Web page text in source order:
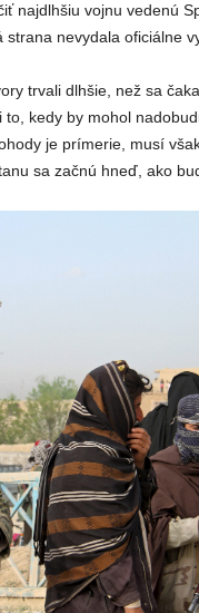
najdlhšiu vojnu vedenú
nevydala oficiálne
trvali dlhšie, než sa
kedy by mohol
je prímerie, musí
sa začnú hneď, ako